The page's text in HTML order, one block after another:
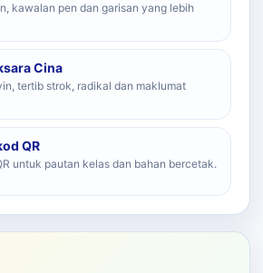
kawalan pen dan garisan yang lebih
Cina
tertib strok, radikal dan maklumat
QR
untuk pautan kelas dan bahan bercetak.